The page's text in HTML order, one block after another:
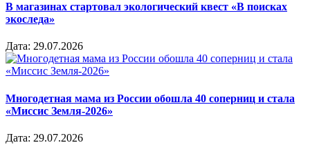
В магазинах стартовал экологический квест «В поисках
экоследа»
Дата: 29.07.2026
Многодетная мама из России обошла 40 соперниц и стала
«Миссис Земля-2026»
Дата: 29.07.2026